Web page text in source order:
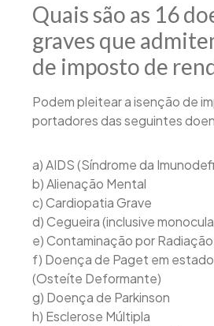
Quais são as 16
graves que
de imposto de
Podem pleitear a isenção de
portadores das seguintes
a) AIDS (Síndrome da
b) Alienação Mental
c) Cardiopatia Grave
d) Cegueira (inclusive
e) Contaminação por Radiação
f) Doença de Paget em
(Osteíte Deformante)
g) Doença de Parkinson
h) Esclerose Múltipla